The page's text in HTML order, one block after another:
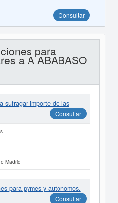
Consultar
para
a A ABABASO
sufragar importe de las
Consultar
Madrid
para pymes y autonomos.
Consultar